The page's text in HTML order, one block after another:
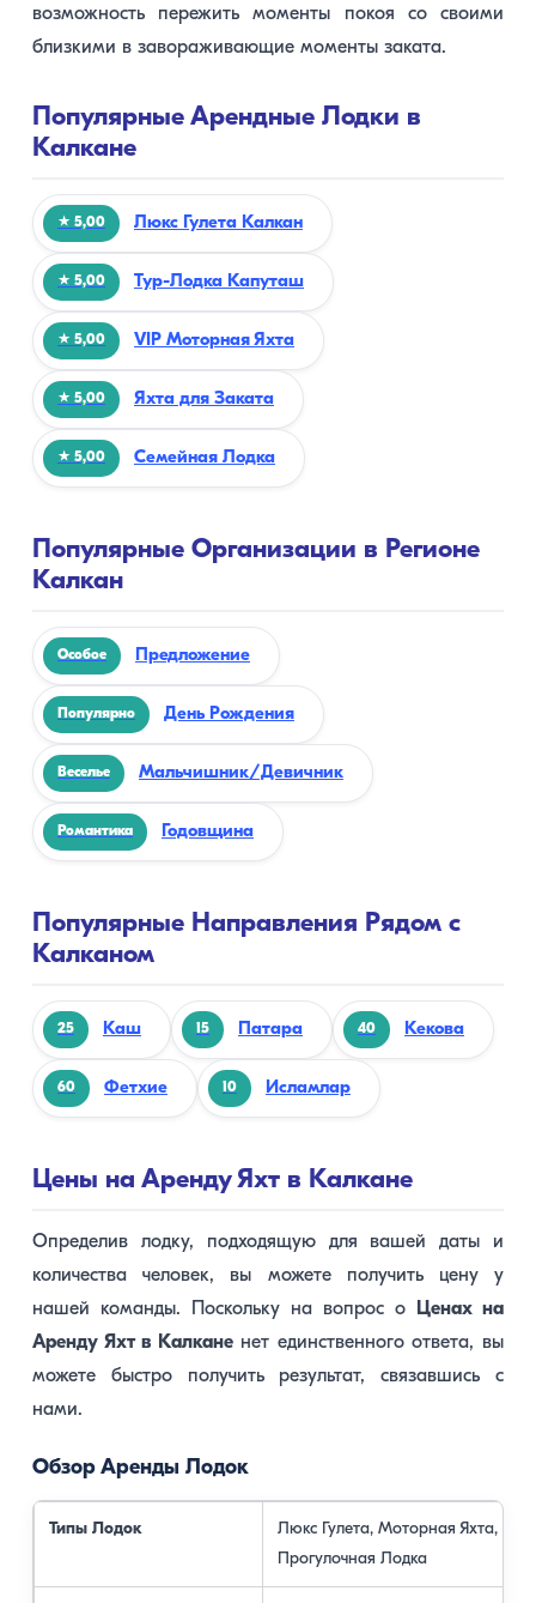
возможность пережить моменты покоя со своими
близкими в завораживающие моменты заката.
Популярные Арендные Лодки в
Калкане
★ 5,00 Люкс Гулета Калкан
★ 5,00 Тур-Лодка Капуташ
★ 5,00 VIP Моторная Яхта
★ 5,00 Яхта для Заката
★ 5,00 Семейная Лодка
Популярные Организации в Регионе
Калкан
Особое Предложение
Популярно День Рождения
Веселье Мальчишник/Девичник
Романтика Годовщина
Популярные Направления Рядом с
Калканом
25 Каш 15 Патара 40 Кекова
60 Фетхие 10 Исламлар
Цены на Аренду Яхт в Калкане
Определив лодку, подходящую для вашей даты и
количества человек, вы можете получить цену у
нашей команды. Поскольку на вопрос о
Ценах на
Аренду Яхт в Калканенет единственного ответа, вы
можете быстро получить результат, связавшись с
нами.
Обзор Аренды Лодок
Типы Лодок
Люкс Гулета, Моторная Яхта,
Прогулочная Лодка